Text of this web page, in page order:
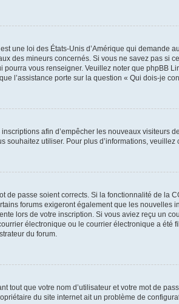
une loi des États-Unis d’Amérique qui
des mineurs concernés. Si vous ne savez pas si
vous renseigner. Veuillez noter que phpBB
l’assistance porte sur la question « Qui dois-je
afin d’empêcher les nouveaux visiteurs
souhaitez utiliser. Pour plus d’informations,
de passe soient corrects. Si la fonctionnalité de la
forums exigeront également que les
lors de votre inscription. Si vous aviez reçu un
électronique ou le courrier électronique a
du forum.
tout que votre nom d’utilisateur et votre mot de
du site internet ait un problème de